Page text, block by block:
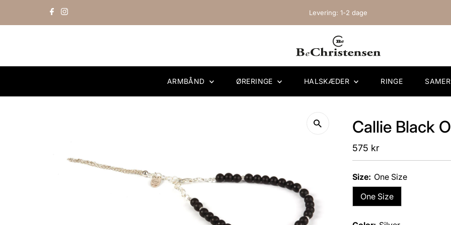
Skip to content Levering: 1-2 dage
ARMBÅND ØRERINGE HALSKÆDER RINGE SAMER
Callie Black
Regular
Price
575 kr
Size: One Size
One Size